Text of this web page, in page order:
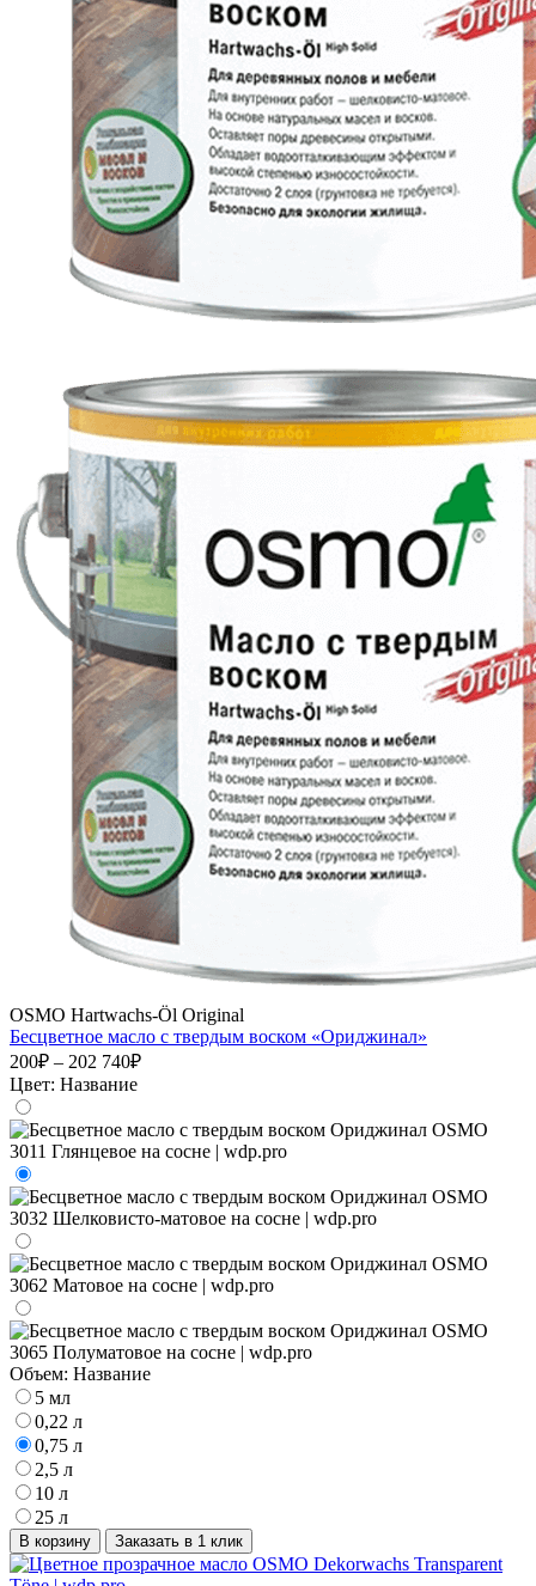
OSMO Hartwachs-Öl Original
Бесцветное масло с твердым воском «Ориджинал»
200₽ – 202 740₽
Цвет: Название
Объем: Название
5 мл
0,22 л
0,75 л
2,5 л
10 л
25 л
В корзину Заказать в 1 клик